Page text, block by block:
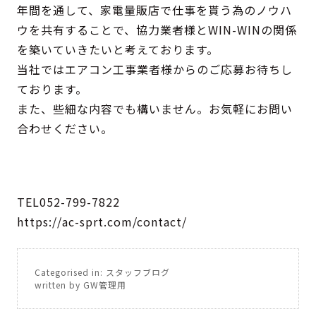
年間を通して、家電量販店で仕事を貰う為のノウハ
ウを共有することで、協力業者様とWIN-WINの関係
を築いていきたいと考えております。
当社ではエアコン工事業者様からのご応募お待ちし
ております。
また、些細な内容でも構いません。お気軽にお問い
合わせください。
TEL052-799-7822
https://ac-sprt.com/contact/
Categorised in: スタッフブログ
written by GW管理用